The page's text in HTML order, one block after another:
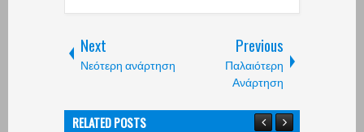
Next
Νεότερη ανάρτηση
Previous
Παλαιότερη
Ανάρτηση
RELATED POSTS